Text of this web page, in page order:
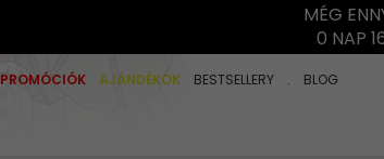
MÉG
0 NAP
PROMÓCIÓK AJÁNDÉKOK BESTSELLERY . BLOG